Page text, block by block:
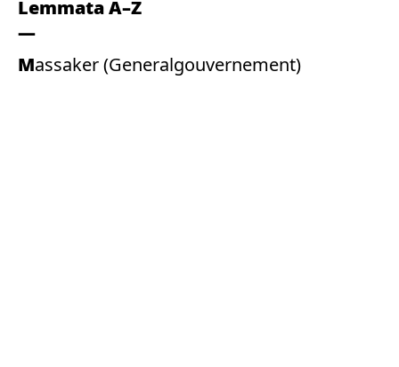
Lemmata A–Z
Massaker (Generalgouvernement)